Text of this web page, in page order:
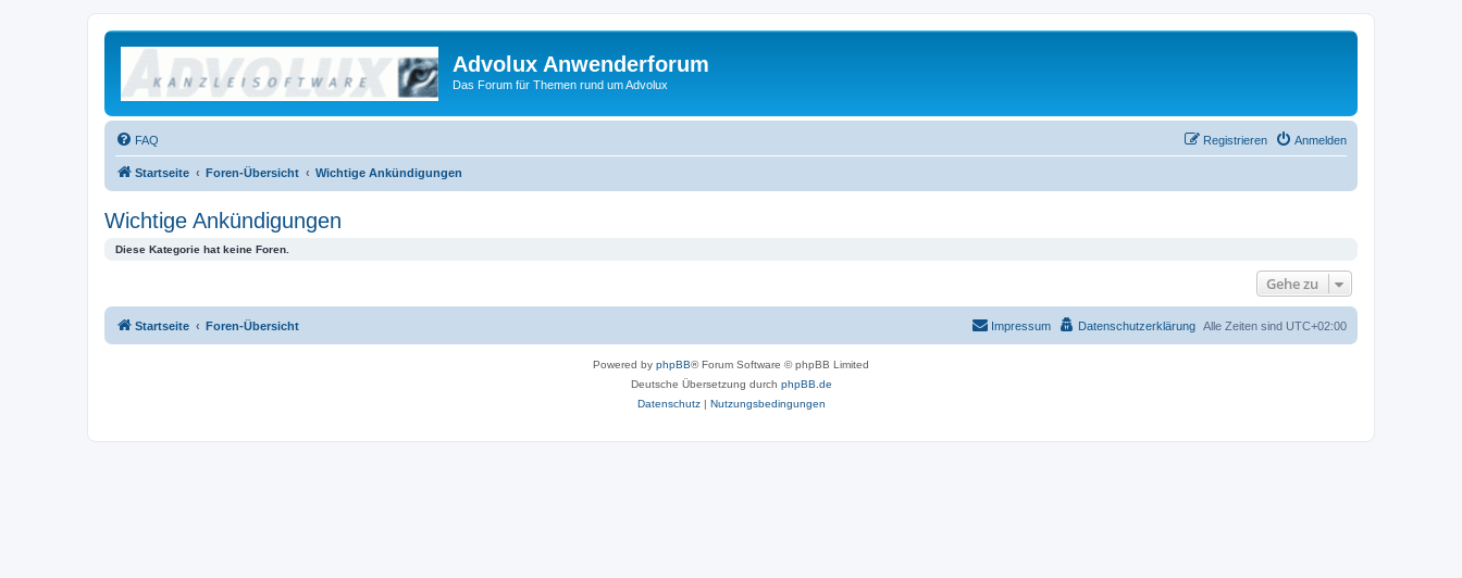
Advolux Anwenderforum
Das Forum für Themen rund um Advolux
FAQ Anmelden
Registrieren
Startseite Foren-Übersicht Wichtige Ankündigungen
Wichtige Ankündigungen
Diese Kategorie hat keine Foren.
Gehe zu
Startseite Foren-Übersicht Alle Zeiten sind UTC+02:00
Datenschutzerklärung
Impressum
Powered by phpBB® Forum Software © phpBB Limited
Deutsche Übersetzung durch phpBB.de
Datenschutz| Nutzungsbedingungen